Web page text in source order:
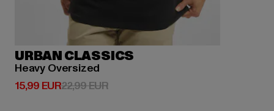
URBAN CLASSICS
Heavy Oversized
15,99 EUR
Prix courant: 15,99 EUR
22,99 EURPrix en promotion: 22,99 EUR